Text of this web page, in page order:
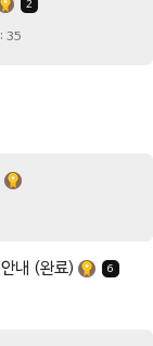
2
35
내 (완료) 6